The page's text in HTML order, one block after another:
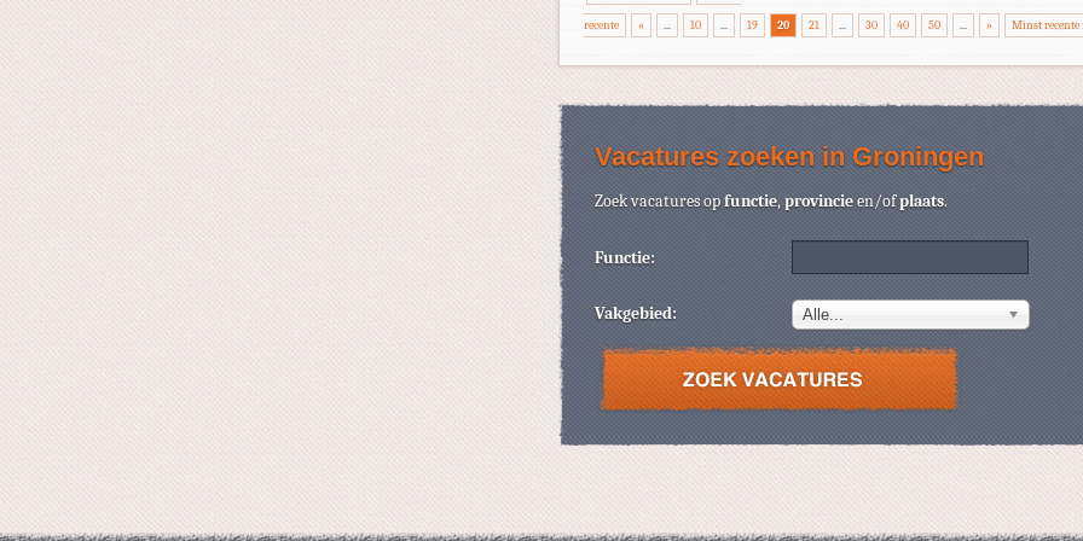
recente « ... 10 ... 19 20 21 ... 30 40 50 ... » Minst recente
Vacatures zoeken in Groningen
Zoek vacatures opfunctie,provincieen/ofplaats.
Functie:
Vakgebied: Alle...